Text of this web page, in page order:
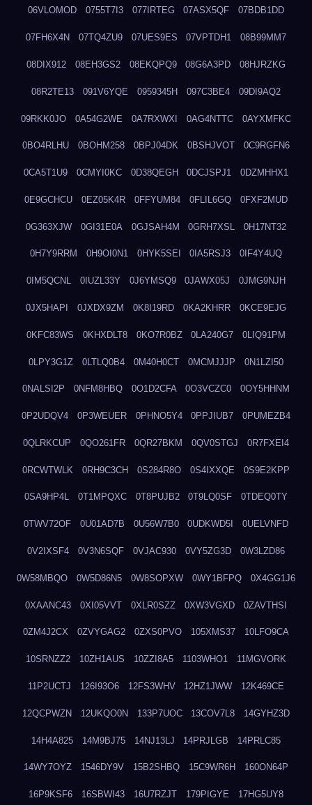
06VLOMOD 0755T7I3 077IRTEG 07ASX5QF 07BDB1DD
07FH6X4N 07TQ4ZU9 07UES9ES 07VPTDH1 08B99MM7
08DIX912 08EH3GS2 08EKQPQ9 08G6A3PD 08HJRZKG
08R2TE13 091V6YQE 0959345H 097C3BE4 09DI9AQ2
09RKK0JO 0A54G2WE 0A7RXWXI 0AG4NTTC 0AYXMFKC
0BO4RLHU 0BOHM258 0BPJ04DK 0BSHJVOT 0C9RGFN6
0CA5T1U9 0CMYI0KC 0D38QEGH 0DCJSPJ1 0DZMHHX1
0E9GCHCU 0EZ05K4R 0FFYUM84 0FLIL6GQ 0FXF2MUD
0G363XJW 0GI31E0A 0GJSAH4M 0GRH7XSL 0H17NT32
0H7Y9RRM 0H9OI0N1 0HYK5SEI 0IA5RSJ3 0IF4Y4UQ
0IM5QCNL 0IUZL33Y 0J6YMSQ9 0JAWX05J 0JMG9NJH
0JX5HAPI 0JXDX9ZM 0K8I19RD 0KA2KHRR 0KCE9EJG
0KFC83WS 0KHXDLT8 0KO7R0BZ 0LA240G7 0LIQ91PM
0LPY3G1Z 0LTLQ0B4 0M40H0CT 0MCMJJJP 0N1LZI50
0NALSI2P 0NFM8HBQ 0O1D2CFA 0O3VCZC0 0OY5HHNM
0P2UDQV4 0P3WEUER 0PHNO5Y4 0PPJIUB7 0PUMEZB4
0QLRKCUP 0QO261FR 0QR27BKM 0QV0STGJ 0R7FXEI4
0RCWTWLK 0RH9C3CH 0S284R8O 0S4IXXQE 0S9E2KPP
0SA9HP4L 0T1MPQXC 0T8PUJB2 0T9LQ0SF 0TDEQ0TY
0TWV72OF 0U01AD7B 0U56W7B0 0UDKWD5I 0UELVNFD
0V2IXSF4 0V3N6SQF 0VJAC930 0VY5ZG3D 0W3LZD86
0W58MBQO 0W5D86N5 0W8SOPXW 0WY1BFPQ 0X4GG1J6
0XAANC43 0XI05VVT 0XLR0SZZ 0XW3VGXD 0ZAVTHSI
0ZM4J2CX 0ZVYGAG2 0ZXS0PVO 105XMS37 10LFO9CA
10SRNZZ2 10ZH1AUS 10ZZI8A5 1103WHO1 11MGVORK
11P2UCTJ 126I93O6 12FS3WHV 12HZ1JWW 12K469CE
12QCPWZN 12UKQO0N 133P7UOC 13COV7L8 14GYHZ3D
14H4A825 14M9BJ75 14NJ13LJ 14PRJLGB 14PRLC85
14WY7OYZ 1546DY9V 15B2SHBQ 15C9WR6H 160ON64P
16P9KSF6 16SBWI43 16U7RZJT 179PIGYE 17HG5UY8